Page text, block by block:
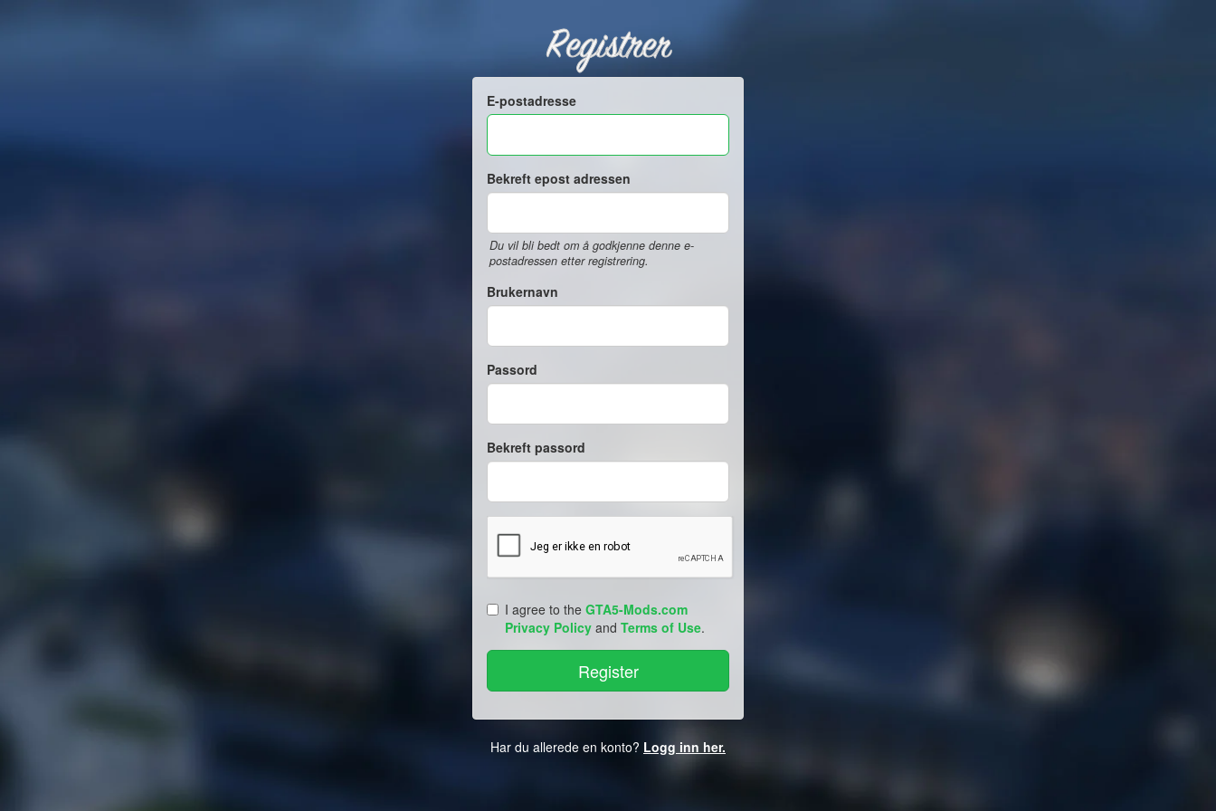
Registrer
E-postadresse
Bekreft epost adressen
Du vil bli bedt om å godkjenne denne e-
postadressen etter registrering.
Brukernavn
Passord
Bekreft passord
I agree to the GTA5-Mods.com
Privacy Policy and Terms of Use.
Har du allerede en konto? Logg inn her.